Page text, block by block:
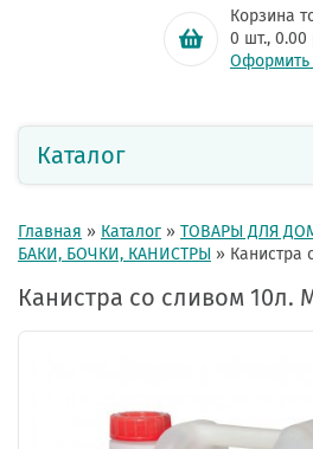
Корзина
0 шт., 0.00
Оформить
Каталог
Главная » Каталог » ТОВАРЫ ДЛЯ
БАКИ, БОЧКИ, КАНИСТРЫ » Канистра
Канистра со сливом 10л.